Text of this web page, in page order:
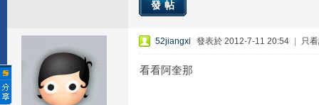
發帖
52jiangxi 發表於 2012-7-11 20:54 只
看看阿奎那